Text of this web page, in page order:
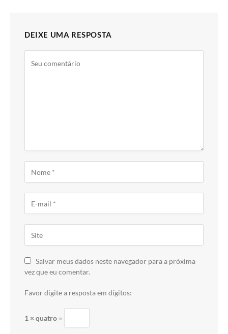
DEIXE UMA RESPOSTA
Salvar meus dados neste navegador para a próxima
vez que eu comentar.
Favor digite a resposta em dígitos:
1 × quatro =